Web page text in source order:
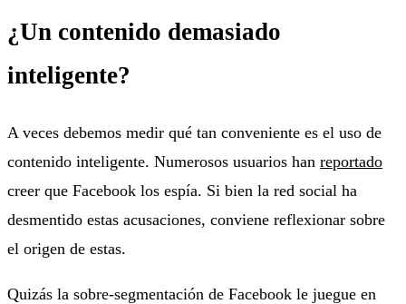
¿Un contenido demasiado
inteligente?
A veces debemos medir qué tan conveniente es el uso de
contenido inteligente. Numerosos usuarios han reportado
creer que Facebook los espía. Si bien la red social ha
desmentido estas acusaciones, conviene reflexionar sobre
el origen de estas.
Quizás la sobre-segmentación de Facebook le juegue en